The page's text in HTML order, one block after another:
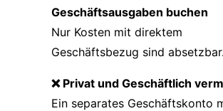
Geschäftsausgaben buchen
Nur Kosten mit direktem
Geschäftsbezug sind absetzbar.
❌ Privat und Geschäftlich
Ein separates Geschäftskonto